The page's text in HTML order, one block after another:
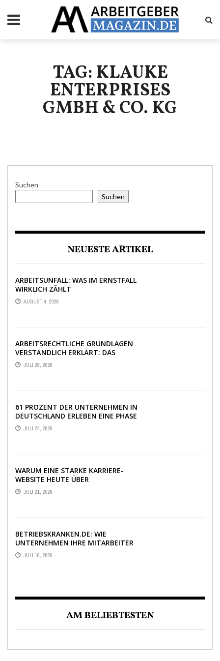
TAG: KLAUKE
ENTERPRISES
GMBH & CO. KG
Suchen
Suchen
NEUESTE ARTIKEL
ARBEITSUNFALL: WAS IM ERNSTFALL
WIRKLICH ZÄHLT
AUGUST 4, 2026
ARBEITSRECHTLICHE GRUNDLAGEN
VERSTÄNDLICH ERKLÄRT: DAS
WICHTIGSTE WISSEN IM ÜBERBLICK
JULI 28, 2026
61 PROZENT DER UNTERNEHMEN IN
DEUTSCHLAND ERLEBEN EINE PHASE
AUSSERGEWÖHNLICHER W
IRTSCHAFTLICHER UNSICHERHEIT
JULI 24, 2026
WARUM EINE STARKE KARRIERE-
WEBSITE HEUTE ÜBER
BEWERBUNGEN ENTSCHEIDET
JULI 21, 2026
BETRIEBSKRANKEN.DE: WIE
UNTERNEHMEN IHRE MITARBEITER
DANK PKV-STATUS BINDEN
JULI 16, 2026
AM BELIEBTESTEN